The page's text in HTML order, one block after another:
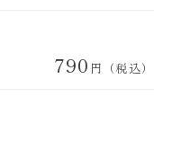
790 円（税込）